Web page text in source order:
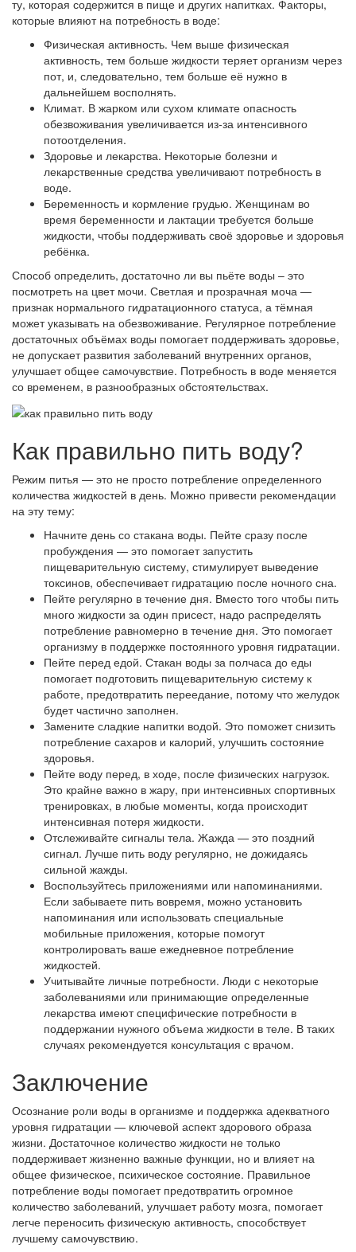
ту, которая содержится в пище и других напитках. Факторы,
которые влияют на потребность в воде:
Физическая активность. Чем выше физическая
активность, тем больше жидкости теряет организм через
пот, и, следовательно, тем больше её нужно в
дальнейшем восполнять.
Климат. В жарком или сухом климате опасность
обезвоживания увеличивается из-за интенсивного
потоотделения.
Здоровье и лекарства. Некоторые болезни и
лекарственные средства увеличивают потребность в
воде.
Беременность и кормление грудью. Женщинам во
время беременности и лактации требуется больше
жидкости, чтобы поддерживать своё здоровье и здоровья
ребёнка.
Способ определить, достаточно ли вы пьёте воды – это
посмотреть на цвет мочи. Светлая и прозрачная моча —
признак нормального гидратационного статуса, а тёмная
может указывать на обезвоживание. Регулярное потребление
достаточных объёмах воды помогает поддерживать здоровье,
не допускает развития заболеваний внутренних органов,
улучшает общее самочувствие. Потребность в воде меняется
со временем, в разнообразных обстоятельствах.
Как правильно пить воду?
Режим питья — это не просто потребление определенного
количества жидкостей в день. Можно привести рекомендации
на эту тему:
Начните день со стакана воды. Пейте сразу после
пробуждения — это помогает запустить
пищеварительную систему, стимулирует выведение
токсинов, обеспечивает гидратацию после ночного сна.
Пейте регулярно в течение дня. Вместо того чтобы пить
много жидкости за один присест, надо распределять
потребление равномерно в течение дня. Это помогает
организму в поддержке постоянного уровня гидратации.
Пейте перед едой. Стакан воды за полчаса до еды
помогает подготовить пищеварительную систему к
работе, предотвратить переедание, потому что желудок
будет частично заполнен.
Замените сладкие напитки водой. Это поможет снизить
потребление сахаров и калорий, улучшить состояние
здоровья.
Пейте воду перед, в ходе, после физических нагрузок.
Это крайне важно в жару, при интенсивных спортивных
тренировках, в любые моменты, когда происходит
интенсивная потеря жидкости.
Отслеживайте сигналы тела. Жажда — это поздний
сигнал. Лучше пить воду регулярно, не дожидаясь
сильной жажды.
Воспользуйтесь приложениями или напоминаниями.
Если забываете пить вовремя, можно установить
напоминания или использовать специальные
мобильные приложения, которые помогут
контролировать ваше ежедневное потребление
жидкостей.
Учитывайте личные потребности. Люди с некоторые
заболеваниями или принимающие определенные
лекарства имеют специфические потребности в
поддержании нужного объема жидкости в теле. В таких
случаях рекомендуется консультация с врачом.
Заключение
Осознание роли воды в организме и поддержка адекватного
уровня гидратации — ключевой аспект здорового образа
жизни. Достаточное количество жидкости не только
поддерживает жизненно важные функции, но и влияет на
общее физическое, психическое состояние. Правильное
потребление воды помогает предотвратить огромное
количество заболеваний, улучшает работу мозга, помогает
легче переносить физическую активность, способствует
лучшему самочувствию.